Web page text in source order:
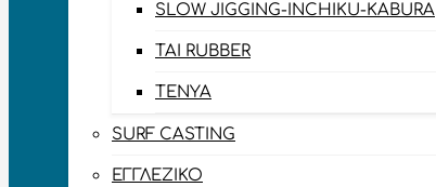
SLOW JIGGING-INCHIKU-KABURA
TAI RUBBER
TENYA
SURF CASTING
ΕΓΓΛΈΖΙΚΟ